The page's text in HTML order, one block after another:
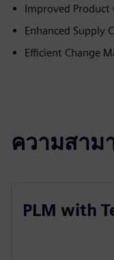
Improved Product
Enhanced Supply
Efficient Change
ความสาม
PLM with